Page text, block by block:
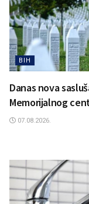
BIH
Danas nova
Memorijalnog
07.08.2026.